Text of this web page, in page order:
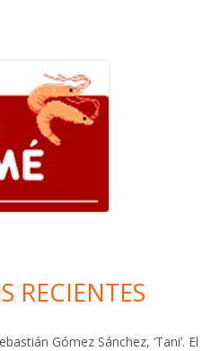
RECIENTES
Gómez Sánchez, ‘Tani’. El